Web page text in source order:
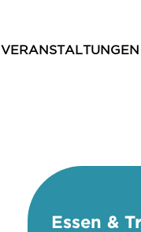
VERANSTALTUNGEN
Essen &